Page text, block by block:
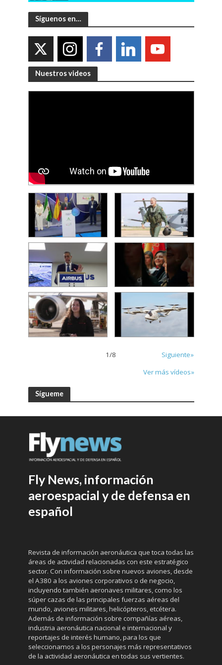
Síguenos en…
Nuestros videos
1/8
Siguiente»
Ver más vídeos»
Sígueme
Fly News, información
aeroespacial y de defensa en
español
Revista de información aeronáutica que toca todas las
áreas de actividad relacionadas con este estratégico
sector. Con información sobre nuevos aviones, desde
el A380 a los aviones corporativos o de negocio,
incluyendo también aeronaves militares, como los
súper cazas de las principales fuerzas aéreas del
mundo, aviones militares, helicópteros, etcétera.
Además de información sobre compañías aéreas,
industria aeronáutica nacional e internacional y
reportajes de interés humano, para los que
seleccionamos a los personajes más representativos
de la actividad aeronáutica en todas sus vertientes.